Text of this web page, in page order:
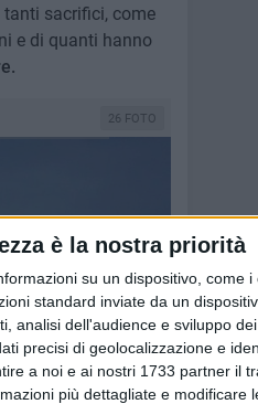
è la nostra priorità
su un dispositivo, come i
standard inviate da un
analisi dell'audience e sviluppo dei
precisi di geolocalizzazione e
a noi e ai nostri 1733 partner il
più dettagliate e modificare
sacrifici, come
e di quanti hanno
26 FOTO